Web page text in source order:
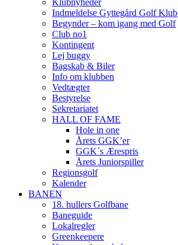
Klubnyheder
Indmeldelse Gyttegård Golf Klub
Begynder – kom igang med Golf
Club no1
Kontingent
Lej buggy
Bagskab & Biler
Info om klubben
Vedtægter
Bestyrelse
Sekretariatet
HALL OF FAME
Hole in one
Årets GGK’er
GGK´s Ærespris
Årets Juniorspiller
Regionsgolf
Kalender
BANEN
18. hullers Golfbane
Baneguide
Lokalregler
Greenkeepere